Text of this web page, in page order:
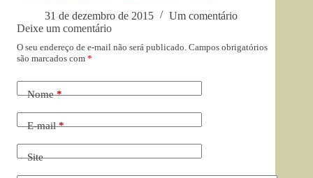
31 de dezembro de 2015
Um comentário
Deixe um comentário
O seu endereço de e-mail não será publicado. Campos obrigatórios
são marcados com *
Nome*
E-mail*
Site